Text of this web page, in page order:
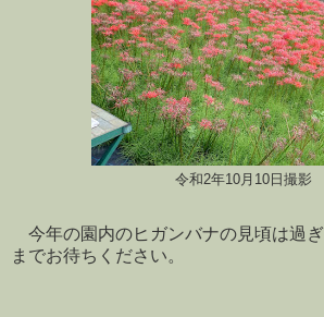
令和2年10月10日撮影
今年の園内のヒガンバナの見頃は過
までお待ちください。